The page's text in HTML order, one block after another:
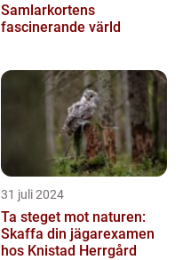
Samlarkortens
fascinerande värld
31 juli 2024
Ta steget mot naturen:
Skaffa din jägarexamen
hos Knistad Herrgård